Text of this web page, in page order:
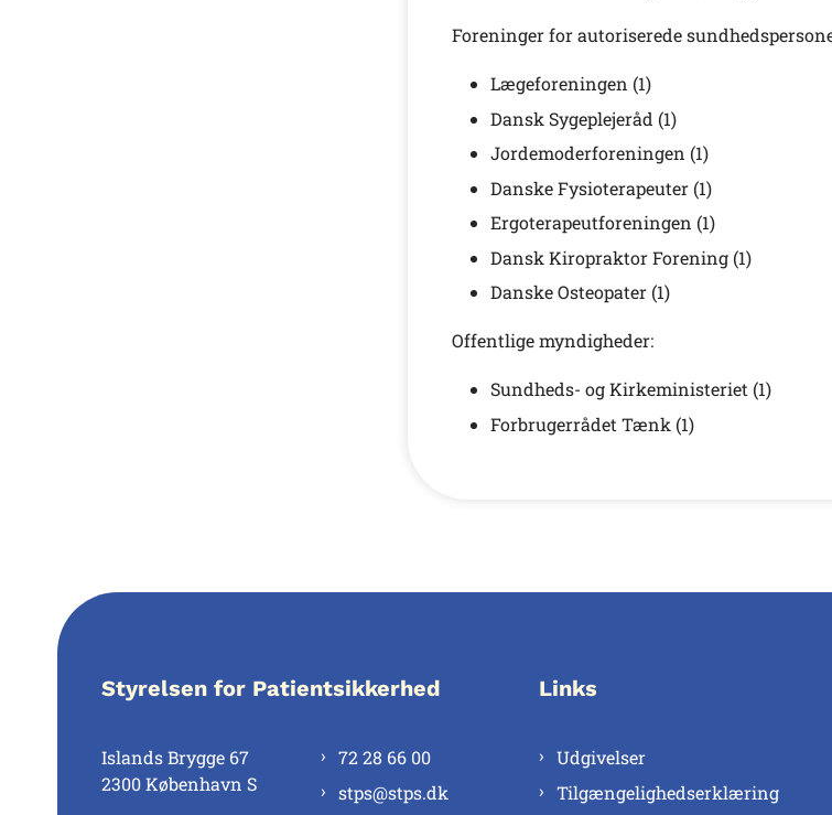
Foreninger for autoriserede
Lægeforeningen (1)
Dansk Sygeplejeråd (1)
Jordemoderforeningen (1)
Danske Fysioterapeuter (1)
Ergoterapeutforeningen (1)
Dansk Kiropraktor Forening (1)
Danske Osteopater (1)
Offentlige myndigheder:
Sundheds- og Kirkeministeriet (1)
Forbrugerrådet Tænk (1)
Styrelsen for Patientsikkerhed
Islands Brygge 67
2300 København S
72 28 66 00
stps@stps.dk
Links
Udgivelser
Tilgængelighedserklæring